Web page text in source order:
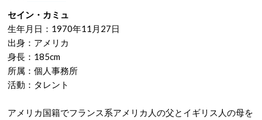
セイン・カミュ
生年月日：1970年11月27日
出身：アメリカ
身長：185cm
所属：個人事務所
活動：タレント
アメリカ国籍でフランス系アメリカ人の父とイギリス人の母を